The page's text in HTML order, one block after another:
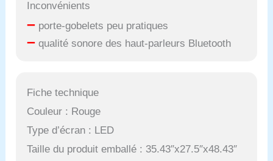
Inconvénients
– porte-gobelets peu pratiques
– qualité sonore des haut-parleurs Bluetooth
Fiche technique
Couleur : Rouge
Type d’écran : LED
Taille du produit emballé : 35.43″x27.5″x48.43″